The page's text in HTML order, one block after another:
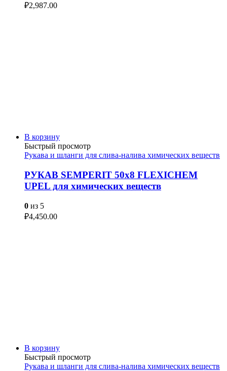
₽2,987.00
В корзину
Быстрый просмотр
Рукава и шланги для слива-налива химических веществ
РУКАВ SEMPERIT 50х8 FLEXICHEM
UPEL для химических веществ
0 из 5
₽4,450.00
В корзину
Быстрый просмотр
Рукава и шланги для слива-налива химических веществ